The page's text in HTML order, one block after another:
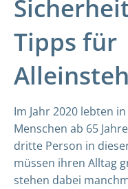
Tipps für
Im Jahr 2020 lebten
Menschen ab 65
dritte Person in
müssen ihren Alltag
stehen dabei